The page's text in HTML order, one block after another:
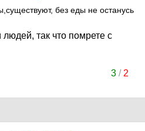
без еды не останусь
так что помрете с
3/ 2